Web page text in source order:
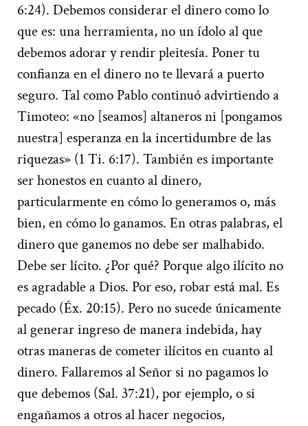
6:24). Debemos considerar el dinero como lo
que es: una herramienta, no un ídolo al que
debemos adorar y rendir pleitesía. Poner tu
confianza en el dinero no te llevará a puerto
seguro. Tal como Pablo continuó advirtiendo a
Timoteo: «no [seamos] altaneros ni [pongamos
nuestra] esperanza en la incertidumbre de las
riquezas» (1 Ti. 6:17). También es importante
ser honestos en cuanto al dinero,
particularmente en cómo lo generamos o, más
bien, en cómo lo ganamos. En otras palabras, el
dinero que ganemos no debe ser malhabido.
Debe ser lícito. ¿Por qué? Porque algo ilícito no
es agradable a Dios. Por eso, robar está mal. Es
pecado (Éx. 20:15). Pero no sucede únicamente
al generar ingreso de manera indebida, hay
otras maneras de cometer ilícitos en cuanto al
dinero. Fallaremos al Señor si no pagamos lo
que debemos (Sal. 37:21), por ejemplo, o si
engañamos a otros al hacer negocios,